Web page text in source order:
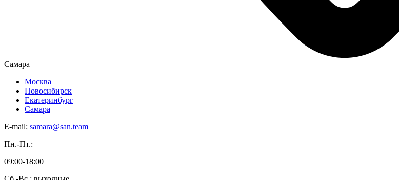
Самара
Москва
Новосибирск
Екатеринбург
Самара
E-mail: samara@san.team
Пн.-Пт.:
09:00-18:00